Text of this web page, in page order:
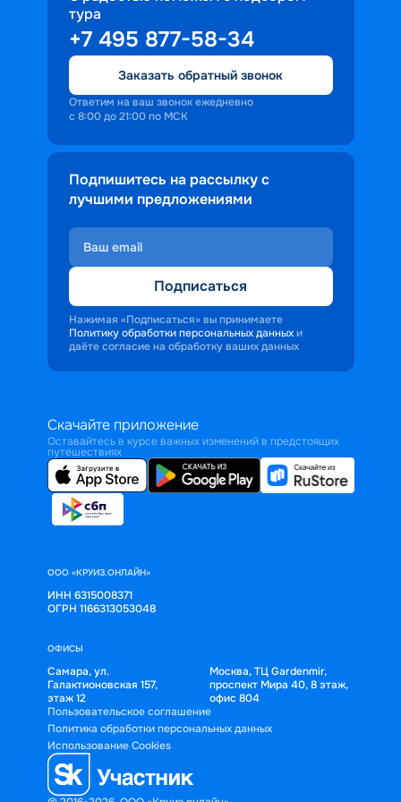
доброжелательность и заинтересованность
персонала корабля в каждом госте.
Ступая на борт теплохода, пассажиры
попадают в совершенно иную атмосферу,
где властвует тяга к приключениям и
открытиям.
тура
+7 495 877-58-34
Заказать обратный звонок
Ответим на ваш звонок ежедневно
с 8:00 до 21:00 по МСК
Подпишитесь на рассылку с
лучшими предложениями
Подписаться
Нажимая «Подписаться» вы принимаете
Политику обработки персональных данных и
даёте согласие на обработку ваших данных
Скачайте приложение
Оставайтесь в курсе важных изменений в предстоящих
путешествиях
ООО «КРУИЗ.ОНЛАЙН»
ИНН 6315008371
ОГРН 1166313053048
ОФИСЫ
Самара, ул.
Галактионовская 157,
этаж 12
Москва, ТЦ Gardenmir,
проспект Мира 40, 8 этаж,
офис 804
Пользовательское соглашение
Политика обработки персональных данных
Использование Cookies